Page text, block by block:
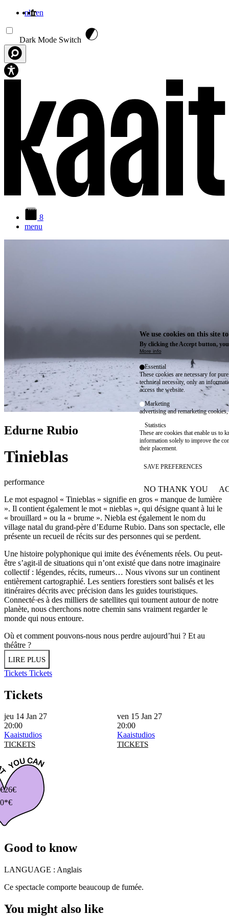
nlfren
Dark Mode Switch
8
menu
Edurne Rubio
Tinieblas
performance
Le mot espagnol « Tinieblas » signifie en gros « manque de lumière
». Il contient également le mot « nieblas », qui désigne quant à lui le
« brouillard » ou la « brume ». Niebla est également le nom du
village natal du grand-père d’Edurne Rubio. Dans son spectacle, elle
présente un recueil de récits sur des personnes qui se perdent.
Une histoire polyphonique qui imite des événements réels. Ou peut-
être s’agit-il de situations qui n’ont existé que dans notre imaginaire
collectif : légendes, récits, rumeurs… Nous vivons sur un continent
entièrement cartographié. Les sentiers forestiers sont balisés et les
itinéraires décrits avec précision dans les guides touristiques.
Connecté·es à des milliers de satellites qui tournent autour de notre
planète, nous cherchons notre chemin sans vraiment regarder le
monde qui nous entoure.
Où et comment pouvons-nous nous perdre aujourd’hui ? Et au
théâtre ?
LIRE PLUS
Tickets Tickets
Tickets
jeu 14 Jan 27
20:00
Kaaistudios
TICKETS
ven 15 Jan 27
20:00
Kaaistudios
TICKETS
26€
Good to know
LANGUAGE : Anglais
Ce spectacle comporte beaucoup de fumée.
You might also like
We use cookies on this site
By clicking the Accept button,
More info
Essential
These cookies are necessary for
technical necessity, only an
access the website.
Marketing
advertising and remarketing cookies,
Statistics
These are cookies that enable us to
information solely to improve the
their placement.
SAVE PREFERENCES
NO THANK YOU
WITHDRAW